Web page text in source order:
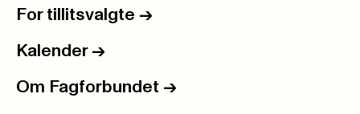
For tillitsvalgte ->
Kalender ->
Om Fagforbundet ->